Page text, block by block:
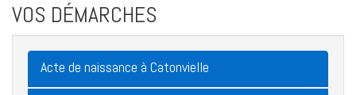
VOS DÉMARCHES
Acte de naissance à Catonvielle